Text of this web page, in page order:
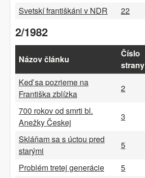
Svetskí františkáni v NDR
22
2/1982
Názov článku
Číslo
strany
Keď sa pozrieme na
Františka zblízka
2
700 rokov od smrti bl.
Anežky Českej
3
Skláňam sa s úctou pred
starými
5
Problém tretej generácie
5